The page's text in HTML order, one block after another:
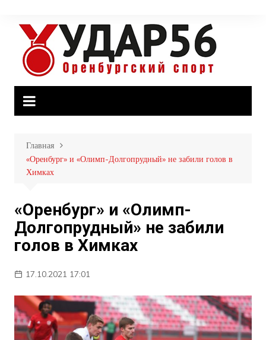
содержимому
Главная
«Оренбург» и «Олимп-Долгопрудный» не забили голов в
Химках
«Оренбург» и «Олимп-
Долгопрудный» не забили
голов в Химках
17.10.2021 17:01